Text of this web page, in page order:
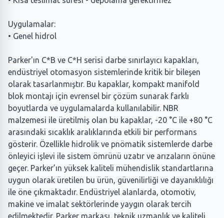
Uygulamalar:
• Genel hidrol
Parker'ın C*B ve C*H serisi darbe sınırlayıcı kapakları,
endüstriyel otomasyon sistemlerinde kritik bir bileşen
olarak tasarlanmıştır. Bu kapaklar, kompakt manifold
blok montajı için evrensel bir çözüm sunarak farklı
boyutlarda ve uygulamalarda kullanılabilir. NBR
malzemesi ile üretilmiş olan bu kapaklar, -20 °C ile +80 °C
arasındaki sıcaklık aralıklarında etkili bir performans
gösterir. Özellikle hidrolik ve pnömatik sistemlerde darbe
önleyici işlevi ile sistem ömrünü uzatır ve arızaların önüne
geçer. Parker’ın yüksek kaliteli mühendislik standartlarına
uygun olarak üretilen bu ürün, güvenilirliği ve dayanıklılığı
ile öne çıkmaktadır. Endüstriyel alanlarda, otomotiv,
makine ve imalat sektörlerinde yaygın olarak tercih
edilmektedir. Parker markası, teknik uzmanlık ve kaliteli